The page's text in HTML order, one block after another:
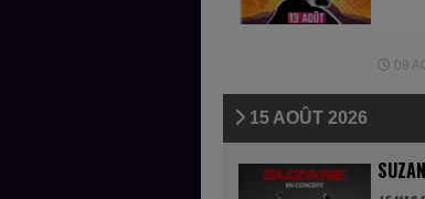
09
15 AOÛT 2026